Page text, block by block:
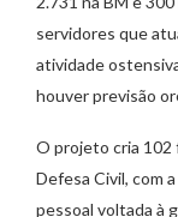
servidores que
atividade
houver previsão
O projeto cria 102
Defesa Civil, com
pessoal voltada à